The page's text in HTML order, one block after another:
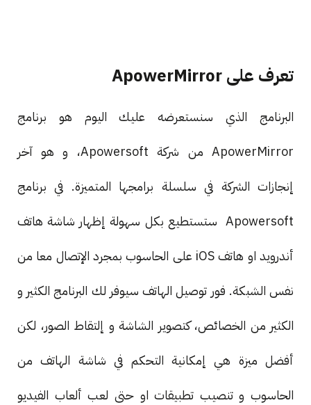
تعرف على ApowerMirror
البرنامج الذي سنستعرضه عليك اليوم هو برنامج
ApowerMirror من شركة Apowersoft، و هو آخر
إنجازات الشركة في سلسلة برامجها المتميزة. في برنامج
Apowersoft ستستطيع بكل سهولة إظهار شاشة هاتف
أندرويد او هاتف iOS على الحاسوب بمجرد الإتصال معا من
نفس الشبكة. فور توصيل الهاتف سيوفر لك البرنامج الكثير و
الكثير من الخصائص، كتصوير الشاشة و إلتقاط الصور، لكن
أفضل ميزة هي إمكانية التحكم في شاشة الهاتف من
الحاسوب و تنصيب تطبيقات او حتى لعب ألعاب الفيديو